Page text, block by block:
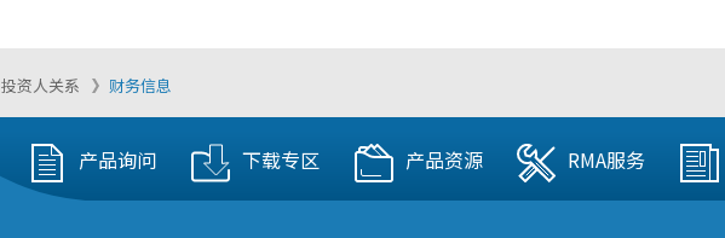
投资人关系 财务信息
产品询问 下载专区 产品资源 RMA服务